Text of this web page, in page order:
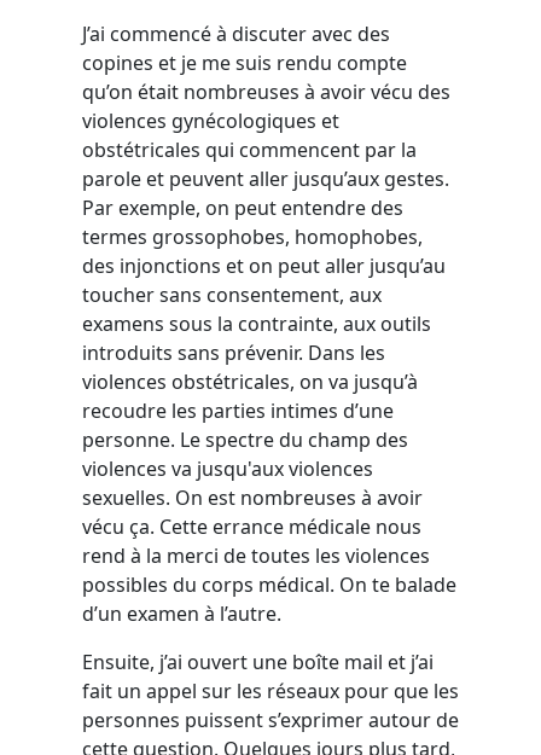
J’ai commencé à discuter avec des
copines et je me suis rendu compte
qu’on était nombreuses à avoir vécu des
violences gynécologiques et
obstétricales qui commencent par la
parole et peuvent aller jusqu’aux gestes.
Par exemple, on peut entendre des
termes grossophobes, homophobes,
des injonctions et on peut aller jusqu’au
toucher sans consentement, aux
examens sous la contrainte, aux outils
introduits sans prévenir. Dans les
violences obstétricales, on va jusqu’à
recoudre les parties intimes d’une
personne. Le spectre du champ des
violences va jusqu'aux violences
sexuelles. On est nombreuses à avoir
vécu ça. Cette errance médicale nous
rend à la merci de toutes les violences
possibles du corps médical. On te balade
d’un examen à l’autre.
Ensuite, j’ai ouvert une boîte mail et j’ai
fait un appel sur les réseaux pour que les
personnes puissent s’exprimer autour de
cette question. Quelques jours plus tard,